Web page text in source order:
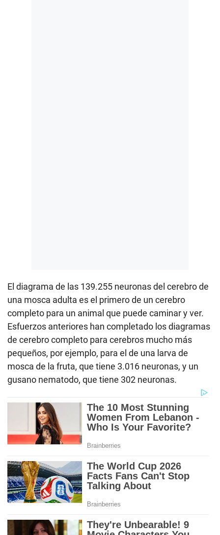
El diagrama de las 139.255 neuronas del cerebro de
una mosca adulta es el primero de un cerebro
completo para un animal que puede caminar y ver.
Esfuerzos anteriores han completado los diagramas
de cerebro completo para cerebros mucho más
pequeños, por ejemplo, para el de una larva de
mosca de la fruta, que tiene 3.016 neuronas, y un
gusano nematodo, que tiene 302 neuronas.